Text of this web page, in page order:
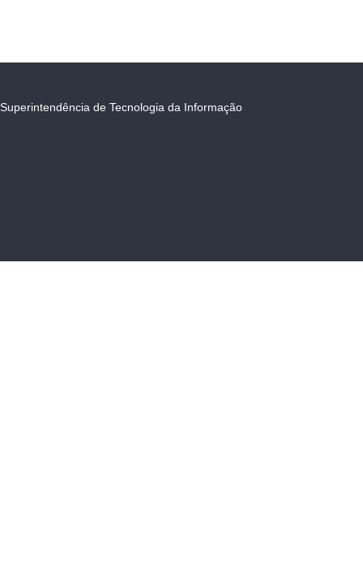
Superintendência de Tecnologia da Informação